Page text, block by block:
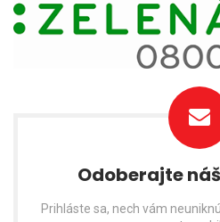
Odoberajte
Prihláste sa, nech vám